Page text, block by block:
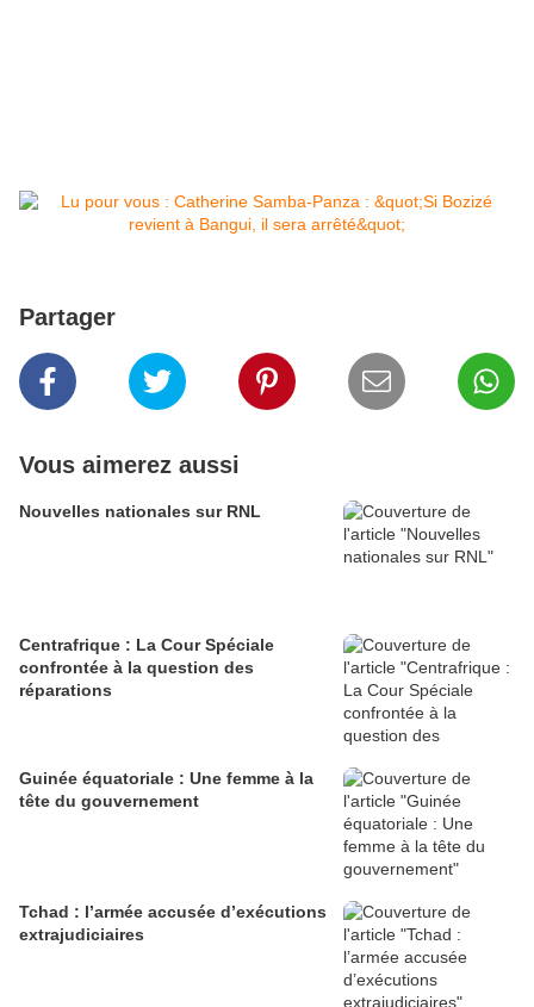
Partager
Vous aimerez aussi
Nouvelles nationales sur RNL
Centrafrique : La Cour Spéciale
confrontée à la question des
réparations
Guinée équatoriale : Une femme à la
tête du gouvernement
Tchad : l’armée accusée d’exécutions
extrajudiciaires